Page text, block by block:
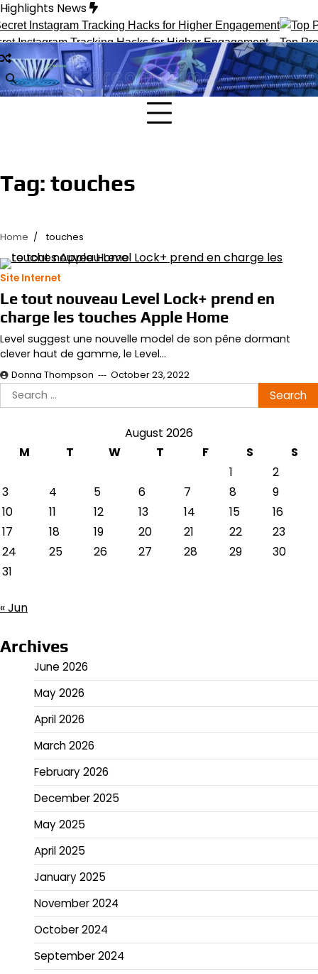
Skip
to
content
Highlights News
Instagram Tracking Hacks for Higher Engagement Top
Tag: touches
Home touches
Site Internet
Le tout nouveau Level Lock+ prend en
charge les touches Apple Home
Level suggest une nouvelle model de son pêne dormant
clever haut de gamme, le Level…
Donna Thompson October 23, 2022
Search
for:
August 2026
M
T W T F S
S
1
2
3
4 5 6 7 8
9
10
11 12 13 14 15
16
17
18 19 20 21 22
23
24
25 26 27 28 29
30
31
« Jun
Archives
June 2026
May 2026
April 2026
March 2026
February 2026
December 2025
May 2025
April 2025
January 2025
November 2024
October 2024
September 2024